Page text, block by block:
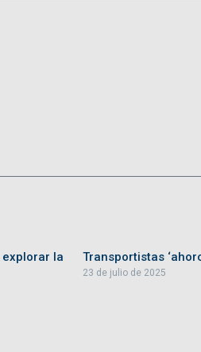
la
Transportistas
23 de julio de 2025